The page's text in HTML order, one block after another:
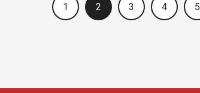
1 2 3 4 5